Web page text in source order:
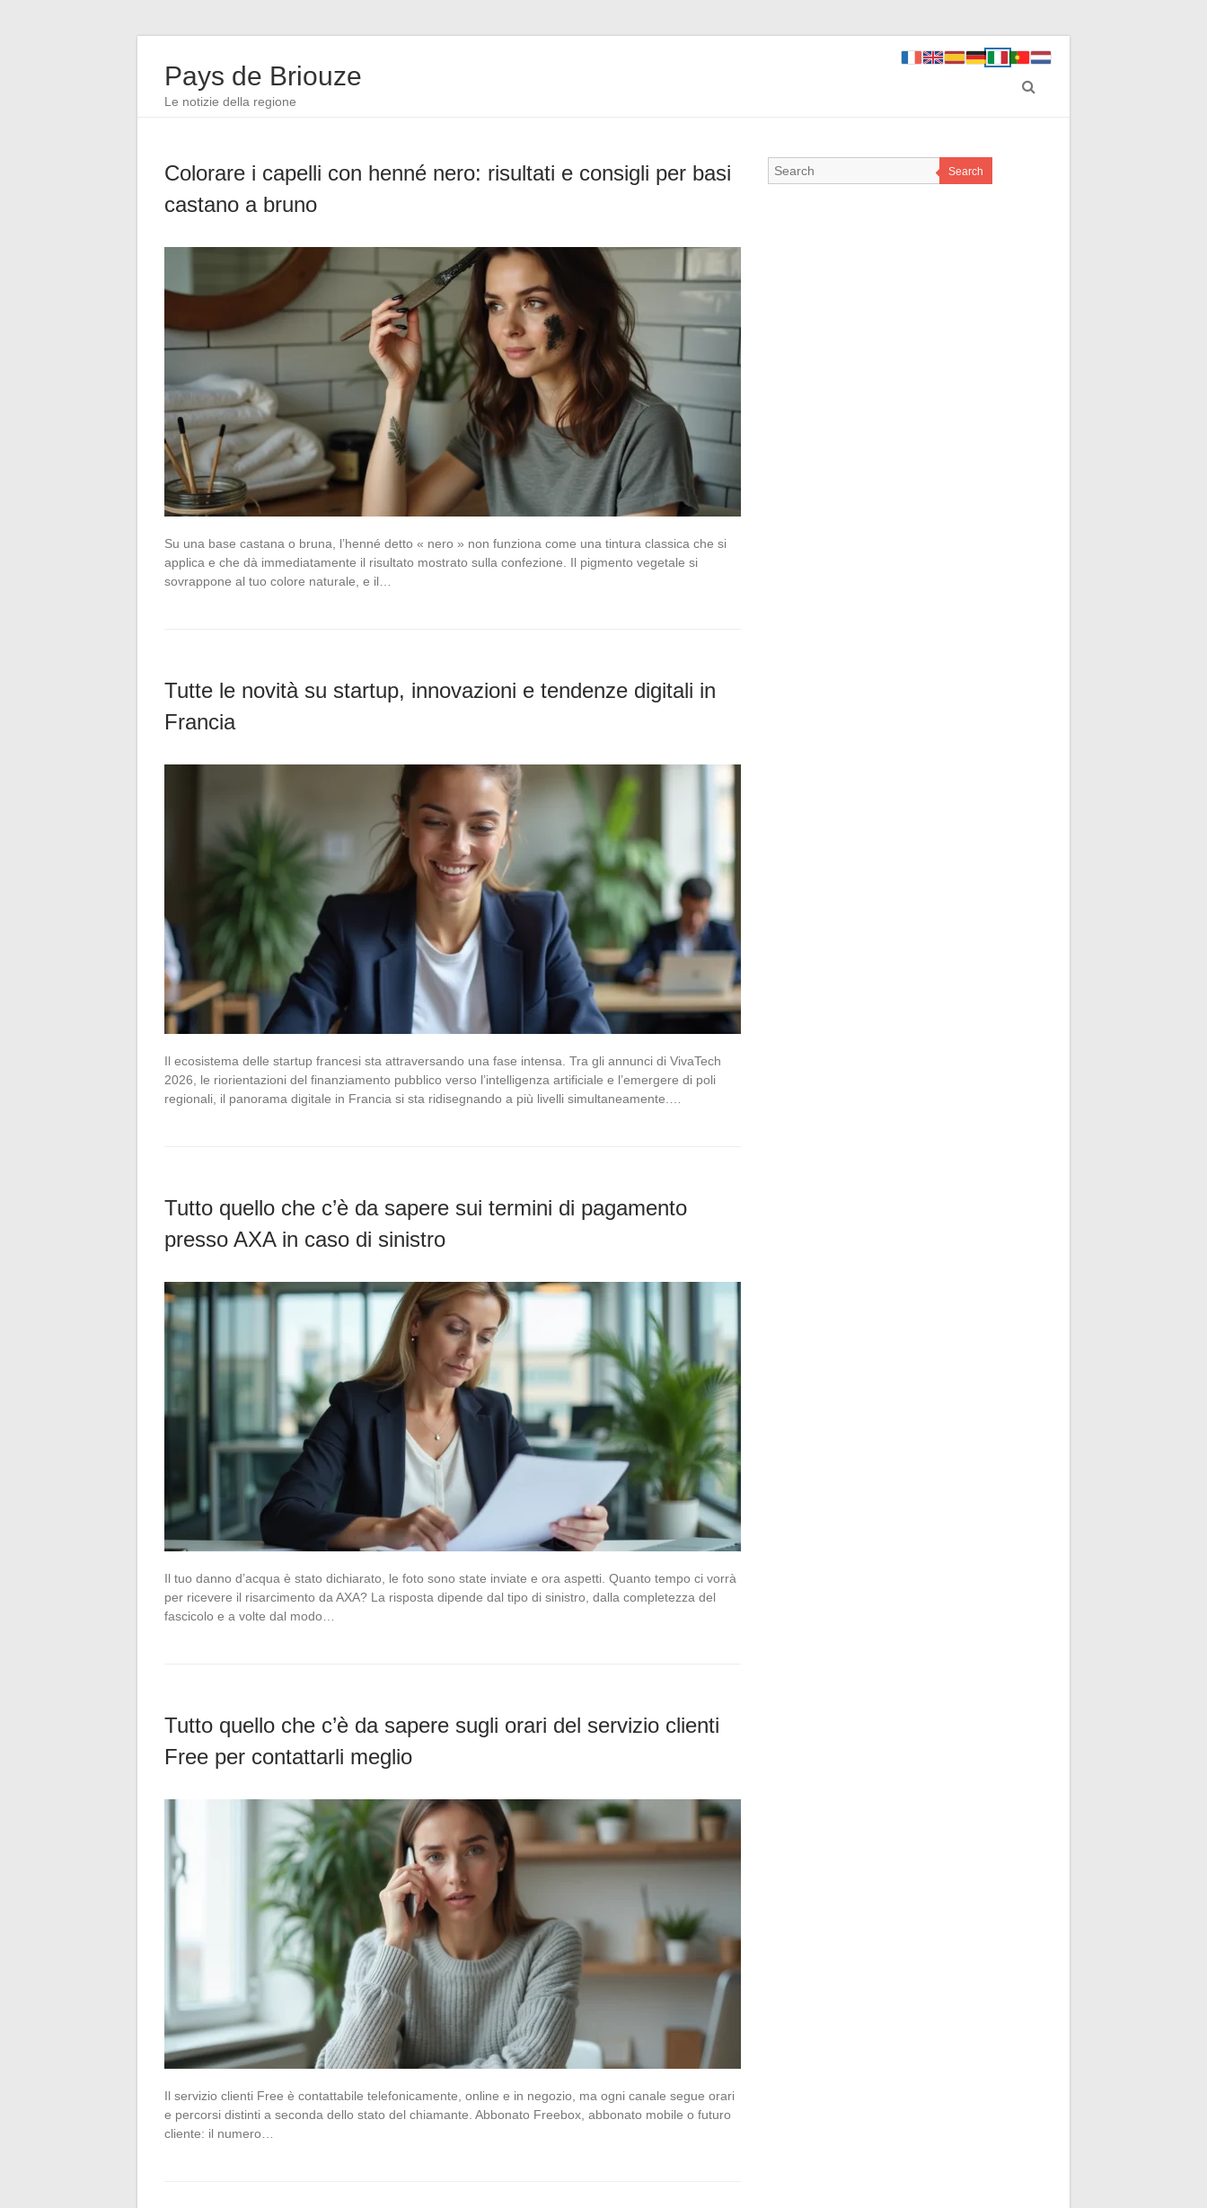
Pays de Briouze
Le notizie della regione
Colorare i capelli con henné nero: risultati e consigli per basi
castano a bruno
Su una base castana o bruna, l’henné detto « nero » non funziona come una tintura classica che si
applica e che dà immediatamente il risultato mostrato sulla confezione. Il pigmento vegetale si
sovrappone al tuo colore naturale, e il…
Tutte le novità su startup, innovazioni e tendenze digitali in
Francia
Il ecosistema delle startup francesi sta attraversando una fase intensa. Tra gli annunci di VivaTech
2026, le riorientazioni del finanziamento pubblico verso l’intelligenza artificiale e l’emergere di poli
regionali, il panorama digitale in Francia si sta ridisegnando a più livelli simultaneamente.…
Tutto quello che c’è da sapere sui termini di pagamento
presso AXA in caso di sinistro
Il tuo danno d’acqua è stato dichiarato, le foto sono state inviate e ora aspetti. Quanto tempo ci vorrà
per ricevere il risarcimento da AXA? La risposta dipende dal tipo di sinistro, dalla completezza del
fascicolo e a volte dal modo…
Tutto quello che c’è da sapere sugli orari del servizio clienti
Free per contattarli meglio
Il servizio clienti Free è contattabile telefonicamente, online e in negozio, ma ogni canale segue orari
e percorsi distinti a seconda dello stato del chiamante. Abbonato Freebox, abbonato mobile o futuro
cliente: il numero…
Search